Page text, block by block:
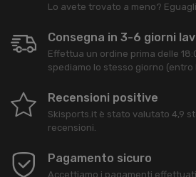
Lo avete trovato a meno?
Consegna in 3-6 giorni
Effettua un ordine prima delle
spediamo lo stesso giorno (entro
Recensioni positive
Skisports.it è stato valutato 4,9
recensioni.
Pagamento sicuro
Accettiamo i pagamenti